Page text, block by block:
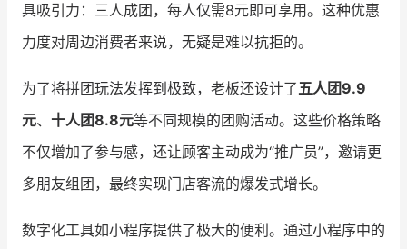
增长俱乐部 有赞商盟
商家社区 社群交流
合作共进
认证服务商 设计服务商
具吸引力：三人成团，每人仅需8元即可享用。这种优惠
力度对周边消费者来说，无疑是难以抗拒的。
为了将拼团玩法发挥到极致，老板还设计了五人团9.9
元、 十人团8.8元等不同规模的团购活动。这些价格策略
不仅增加了参与感，还让顾客主动成为“推广员”，邀请更
多朋友组团，最终实现门店客流的爆发式增长。
数字化工具如小程序提供了极大的便利。通过小程序中的